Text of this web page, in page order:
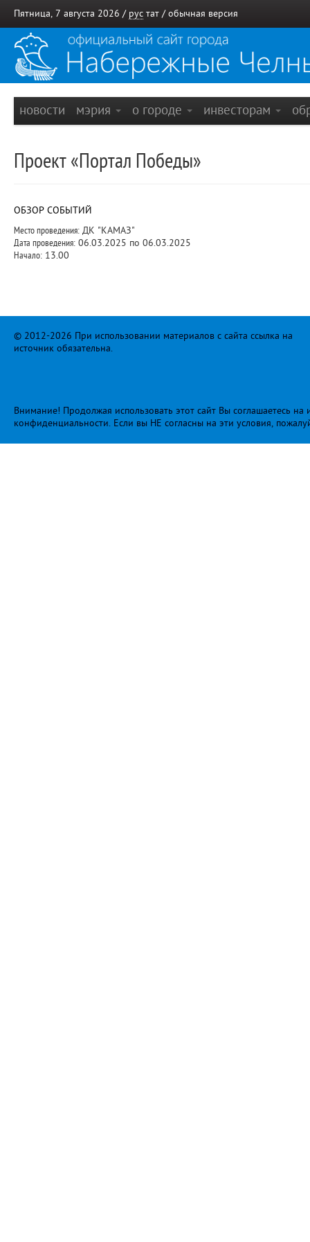
Пятница, 7 августа 2026 / рус тат / обычная версия
новости мэрия о городе инвесторам
Проект «Портал Победы»
ОБЗОР СОБЫТИЙ
Место проведения: ДК "КАМАЗ"
Дата проведения: 06.03.2025 по 06.03.2025
Начало: 13.00
© 2012-2026 При использовании материалов с сайта ссылка на
источник обязательна.
Внимание! Продолжая использовать этот сайт Вы соглашаетесь
конфиденциальности. Если вы НЕ согласны на эти условия,